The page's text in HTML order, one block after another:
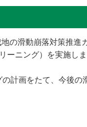
の滑動崩落対策推進
ーニング）を実施しま
計画をたて、今後の